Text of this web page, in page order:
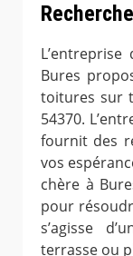
Bures
toitures sur
54370.
fournit des
vos
chère à
pour
s’agisse
terrasse ou